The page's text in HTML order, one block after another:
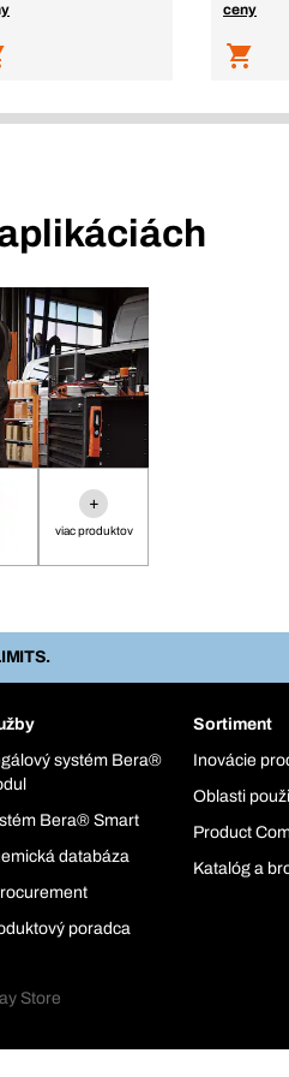
ceny
+
viac produktov
systém Bera®
Bera® Smart
databáza
poradca
Sortiment
Inovácie
Oblasti
Product
Katalóg a